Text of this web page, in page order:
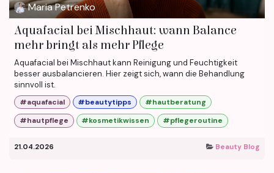
Maria Petrenko
Aquafacial bei Mischhaut: wann Balance
mehr bringt als mehr Pflege
Aquafacial bei Mischhaut kann Reinigung und Feuchtigkeit
besser ausbalancieren. Hier zeigt sich, wann die Behandlung
sinnvoll ist.
#aquafacial #beautytipps
#hautberatung
#hautpflege
#kosmetikwissen #pflegeroutine
21.04.2026 Beauty Blog